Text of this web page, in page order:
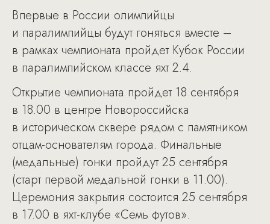
Впервые в России олимпийцы
и паралимпийцы будут гоняться вместе –
в рамках чемпионата пройдет Кубок России
в паралимпийском классе яхт 2.4.
Открытие чемпионата пройдет 18 сентября
в 18.00 в центре Новороссийска
в историческом сквере рядом с памятником
отцам-основателям города. Финальные
(медальные) гонки пройдут 25 сентября
(старт первой медальной гонки в 11.00).
Церемония закрытия состоится 25 сентября
в 17.00 в яхт-клубе «Семь футов».